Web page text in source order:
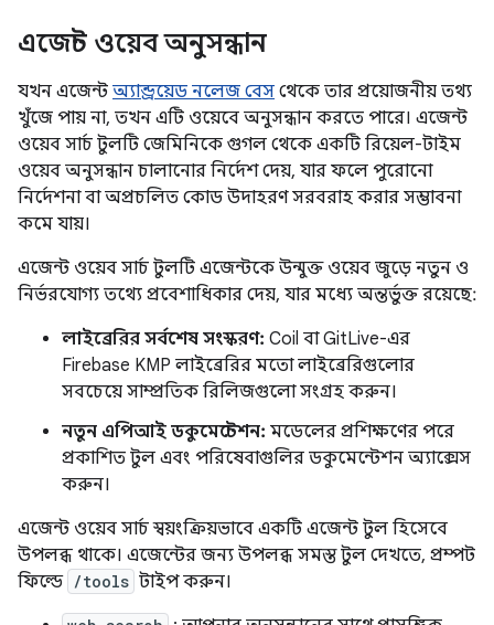
এজেন্ট ওয়েব অনুসন্ধান
যখন এজেন্ট অ্যান্ড্রয়েড নলেজ বেস থেকে তার প্রয়োজনীয় তথ্য
খুঁজে পায় না, তখন এটি ওয়েবে অনুসন্ধান করতে পারে। এজেন্ট
ওয়েব সার্চ টুলটি জেমিনিকে গুগল থেকে একটি রিয়েল-টাইম
ওয়েব অনুসন্ধান চালানোর নির্দেশ দেয়, যার ফলে পুরোনো
নির্দেশনা বা অপ্রচলিত কোড উদাহরণ সরবরাহ করার সম্ভাবনা
কমে যায়।
এজেন্ট ওয়েব সার্চ টুলটি এজেন্টকে উন্মুক্ত ওয়েব জুড়ে নতুন ও
নির্ভরযোগ্য তথ্যে প্রবেশাধিকার দেয়, যার মধ্যে অন্তর্ভুক্ত রয়েছে:
লাইব্রেরির সর্বশেষ সংস্করণ: Coil বা GitLive-এর
Firebase KMP লাইব্রেরির মতো লাইব্রেরিগুলোর
সবচেয়ে সাম্প্রতিক রিলিজগুলো সংগ্রহ করুন।
নতুন এপিআই ডকুমেন্টেশন: মডেলের প্রশিক্ষণের পরে
প্রকাশিত টুল এবং পরিষেবাগুলির ডকুমেন্টেশন অ্যাক্সেস
করুন।
এজেন্ট ওয়েব সার্চ স্বয়ংক্রিয়ভাবে একটি এজেন্ট টুল হিসেবে
উপলব্ধ থাকে। এজেন্টের জন্য উপলব্ধ সমস্ত টুল দেখতে, প্রম্পট
ফিল্ডে /tools টাইপ করুন।